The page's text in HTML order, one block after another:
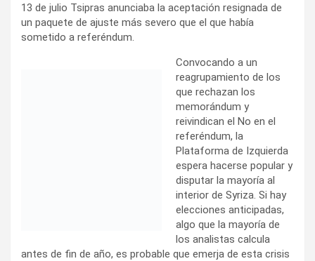
13 de julio Tsipras anunciaba la aceptación resignada de
un paquete de ajuste más severo que el que había
sometido a referéndum.
Convocando a un
reagrupamiento de los
que rechazan los
memorándum y
reivindican el No en el
referéndum, la
Plataforma de Izquierda
espera hacerse popular y
disputar la mayoría al
interior de Syriza. Si hay
elecciones anticipadas,
algo que la mayoría de
los analistas calcula
antes de fin de año, es probable que emerja de esta crisis